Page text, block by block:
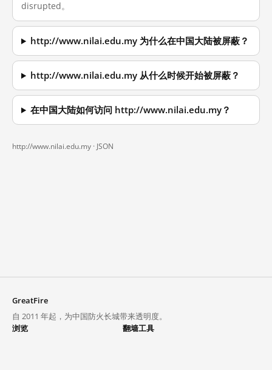
disrupted。
http://www.nilai.edu.my 为什么在中国大陆被屏蔽？
http://www.nilai.edu.my 从什么时候开始被屏蔽？
在中国大陆如何访问 http://www.nilai.edu.my？
http://www.nilai.edu.my · JSON
GreatFire
自 2011 年起，为中国防火长城带来透明度。
浏览
翻墙工具